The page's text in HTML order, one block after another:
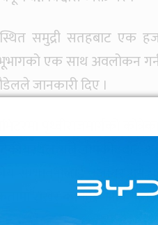
समुद्री सतहबाट एक
एक साथ अवलोकन
जानकारी दिए ।
पृथ्वीराजमार्गको
गलेखामकोटबाट १५
सम्भावनालाई उजागर गर्न
राखेर कामहरू अघि